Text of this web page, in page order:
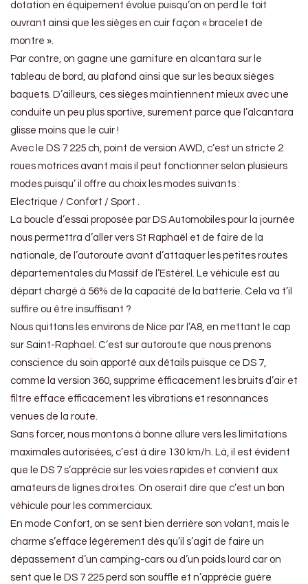
dotation en équipement évolue puisqu’on on perd le toit
ouvrant ainsi que les sièges en cuir façon « bracelet de
montre ».
Par contre, on gagne une garniture en alcantara sur le
tableau de bord, au plafond ainsi que sur les beaux sièges
baquets. D’ailleurs, ces sièges maintiennent mieux avec une
conduite un peu plus sportive, surement parce que l’alcantara
glisse moins que le cuir !
Avec le DS 7 225 ch, point de version AWD, c’est un stricte 2
roues motrices avant mais il peut fonctionner selon plusieurs
modes puisqu’ il offre au choix les modes suivants :
Electrique / Confort / Sport .
La boucle d’essai proposée par DS Automobiles pour la journée
nous permettra d’aller vers St Raphaël et de faire de la
nationale, de l’autoroute avant d’attaquer les petites routes
départementales du Massif de l’Estérel. Le véhicule est au
départ chargé à 56% de la capacité de la batterie. Cela va t’il
suffire ou être insuffisant ?
Nous quittons les environs de Nice par l’A8, en mettant le cap
sur Saint-Raphael. C’est sur autoroute que nous prenons
conscience du soin apporté aux détails puisque ce DS 7,
comme la version 360, supprime éfficacement les bruits d’air et
filtre efface efficacement les vibrations et resonnances
venues de la route.
Sans forcer, nous montons à bonne allure vers les limitations
maximales autorisées, c’est à dire 130 km/h. Là, il est évident
que le DS 7 s’apprécie sur les voies rapides et convient aux
amateurs de lignes droites. On oserait dire que c’est un bon
véhicule pour les commerciaux.
En mode Confort, on se sent bien derrière son volant, mais le
charme s’efface légèrement dès qu’il s’agit de faire un
dépassement d’un camping-cars ou d’un poids lourd car on
sent que le DS 7 225 perd son souffle et n’apprécie guère